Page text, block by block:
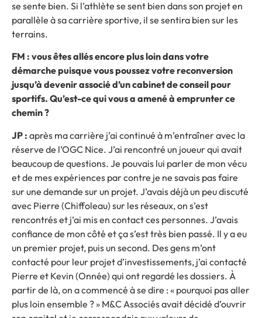
se sente bien. Si l’athlète se sent bien dans son projet en
parallèle à sa carrière sportive, il se sentira bien sur les
terrains.
FM : vous êtes allés encore plus loin dans votre
démarche puisque vous poussez votre reconversion
jusqu’à devenir associé d’un cabinet de conseil pour
sportifs. Qu’est-ce qui vous a amené à emprunter ce
chemin ?
JP : après ma carrière j’ai continué à m’entraîner avec la
réserve de l’OGC Nice. J’ai rencontré un joueur qui avait
beaucoup de questions. Je pouvais lui parler de mon vécu
et de mes expériences par contre je ne savais pas faire
sur une demande sur un projet. J’avais déjà un peu discuté
avec Pierre (Chiffoleau) sur les réseaux, on s’est
rencontrés et j’ai mis en contact ces personnes. J’avais
confiance de mon côté et ça s’est très bien passé. Il y a eu
un premier projet, puis un second. Des gens m’ont
contacté pour leur projet d’investissements, j’ai contacté
Pierre et Kevin (Onnée) qui ont regardé les dossiers. À
partir de là, on a commencé à se dire : « pourquoi pas aller
plus loin ensemble ? » M&C Associés avait décidé d’ouvrir